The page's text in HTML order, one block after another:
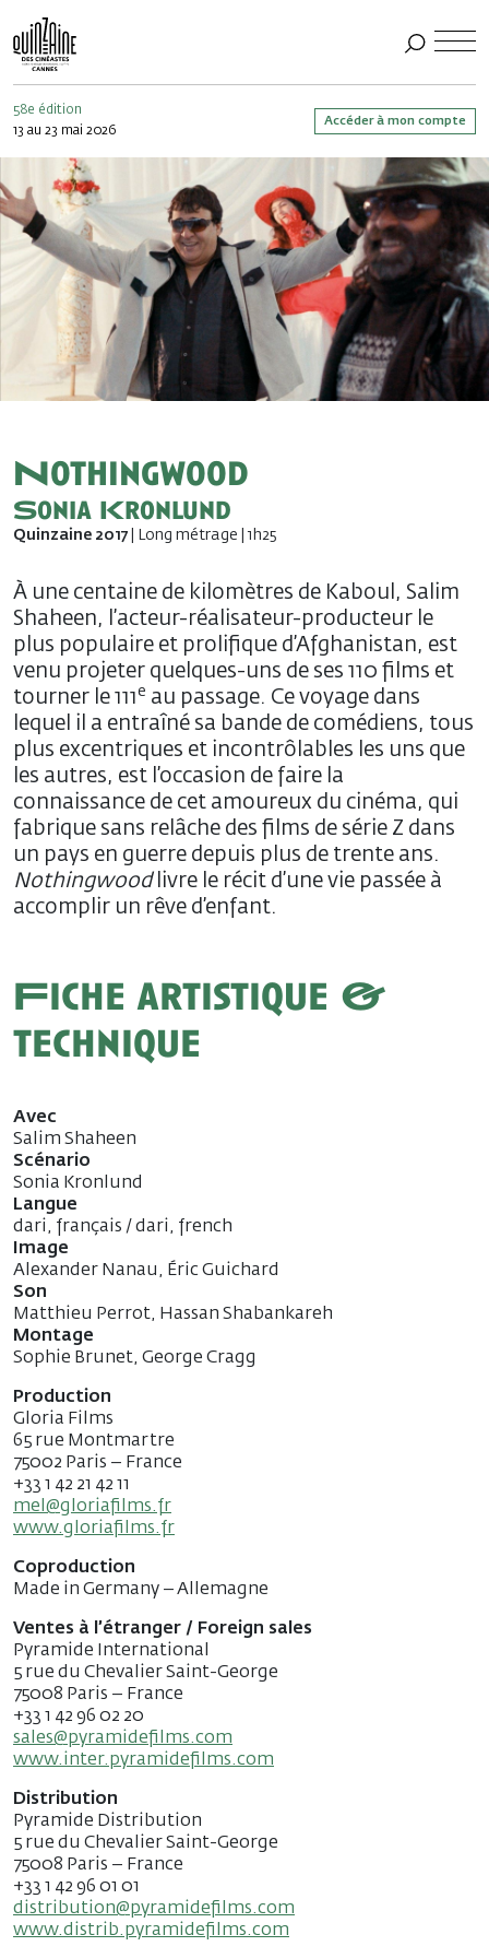
58e édition
13 au 23 mai 2026
Accéder à mon compte
Nothingwood
Sonia Kronlund
Quinzaine 2017 | Long métrage | 1h25
À une centaine de kilomètres de Kaboul, Salim
Shaheen, l’acteur-réalisateur-producteur le
plus populaire et prolifique d’Afghanistan, est
venu projeter quelques-uns de ses 110 films et
tourner le 111e au passage. Ce voyage dans
lequel il a entraîné sa bande de comédiens, tous
plus excentriques et incontrôlables les uns que
les autres, est l’occasion de faire la
connaissance de cet amoureux du cinéma, qui
fabrique sans relâche des films de série Z dans
un pays en guerre depuis plus de trente ans.
Nothingwoodlivre le récit d’une vie passée à
accomplir un rêve d’enfant.
Fiche artistique &
technique
Avec
Salim Shaheen
Scénario
Sonia Kronlund
Langue
dari, français / dari, french
Image
Alexander Nanau, Éric Guichard
Son
Matthieu Perrot, Hassan Shabankareh
Montage
Sophie Brunet, George Cragg
Production
Gloria Films
65 rue Montmartre
75002 Paris – France
+33 1 42 21 42 11
mel@gloriafilms.fr
www.gloriafilms.fr
Coproduction
Made in Germany – Allemagne
Ventes à l’étranger / Foreign sales
Pyramide International
5 rue du Chevalier Saint-George
75008 Paris – France
+33 1 42 96 02 20
sales@pyramidefilms.com
www.inter.pyramidefilms.com
Distribution
Pyramide Distribution
5 rue du Chevalier Saint-George
75008 Paris – France
+33 1 42 96 01 01
distribution@pyramidefilms.com
www.distrib.pyramidefilms.com